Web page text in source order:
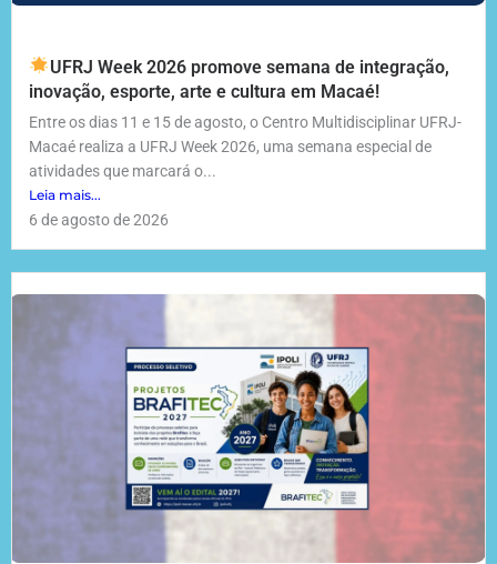
UFRJ Week 2026 promove semana de integração,
inovação, esporte, arte e cultura em Macaé!
Entre os dias 11 e 15 de agosto, o Centro Multidisciplinar UFRJ-
Macaé realiza a UFRJ Week 2026, uma semana especial de
atividades que marcará o...
Leia mais...
6 de agosto de 2026